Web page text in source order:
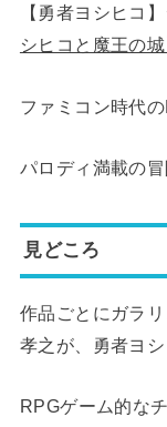
【勇者ヨシヒコ
シヒコと魔王の
ファミコン時代
パロディ満載の
見どころ
作品ごとにガラ
孝之が、勇者ヨシ
RPGゲーム的な